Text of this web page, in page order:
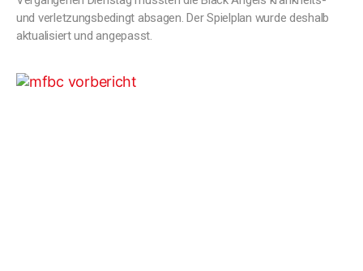
und verletzungsbedingt absagen. Der Spielplan wurde deshalb
aktualisiert und angepasst.